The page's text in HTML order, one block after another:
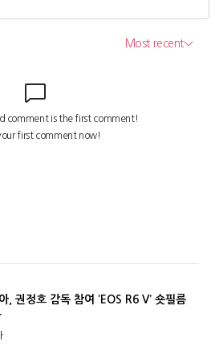
, 권정호 감독 참여 ‘EOS R6 V’ 숏필름